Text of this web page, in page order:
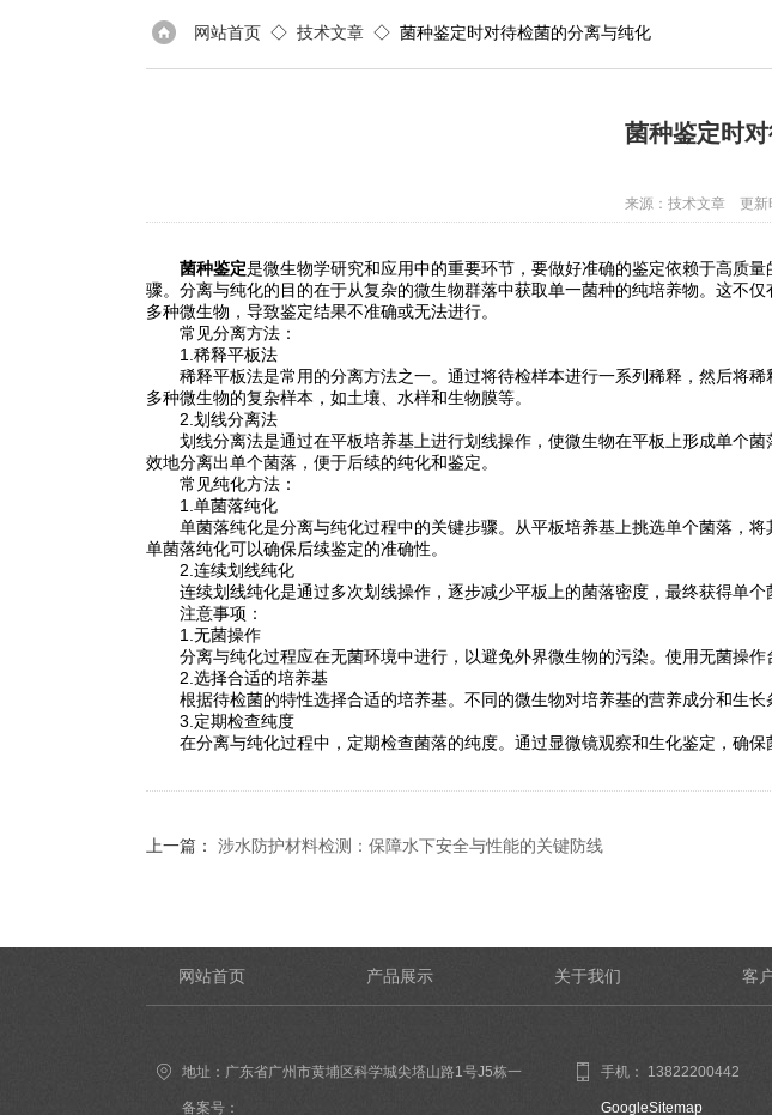
网站首页 ◇ 技术文章 ◇ 菌种鉴定时对待检菌的分离与纯化
菌种鉴定时
来源：技术文章 更
菌种鉴定是微生物学研究和应用中的重要环节，要做好准确的鉴定依赖于高质
骤。分离与纯化的目的在于从复杂的微生物群落中获取单一菌种的纯培养物。这不
多种微生物，导致鉴定结果不准确或无法进行。
常见分离方法：
1.稀释平板法
稀释平板法是常用的分离方法之一。通过将待检样本进行一系列稀释，然后将稀
多种微生物的复杂样本，如土壤、水样和生物膜等。
2.划线分离法
划线分离法是通过在平板培养基上进行划线操作，使微生物在平板上形成单个菌
效地分离出单个菌落，便于后续的纯化和鉴定。
常见纯化方法：
1.单菌落纯化
单菌落纯化是分离与纯化过程中的关键步骤。从平板培养基上挑选单个菌落，将
单菌落纯化可以确保后续鉴定的准确性。
2.连续划线纯化
连续划线纯化是通过多次划线操作，逐步减少平板上的菌落密度，最终获得单个
注意事项：
1.无菌操作
分离与纯化过程应在无菌环境中进行，以避免外界微生物的污染。使用无菌操作
2.选择合适的培养基
根据待检菌的特性选择合适的培养基。不同的微生物对培养基的营养成分和生长
3.定期检查纯度
在分离与纯化过程中，定期检查菌落的纯度。通过显微镜观察和生化鉴定，确保
上一篇： 涉水防护材料检测：保障水下安全与性能的关键防线
网站首页 产品展示 关于我们 客
地址：广东省广州市黄埔区科学城尖塔山路1号J5栋一
楼（市场部）
备案号：
手机： 13822200442
GoogleSitemap